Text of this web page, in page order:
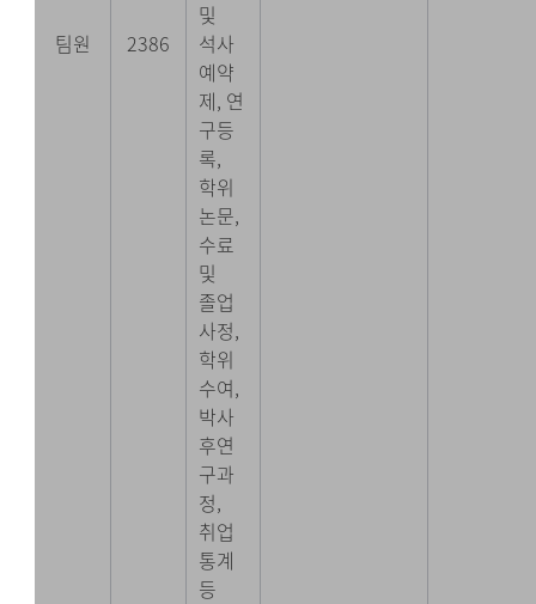
팀원 2386
및
석사
예약
제, 연
구등
록,
학위
논문,
수료
및
졸업
사정,
학위
수여,
박사
후연
구과
정,
취업
통계
등